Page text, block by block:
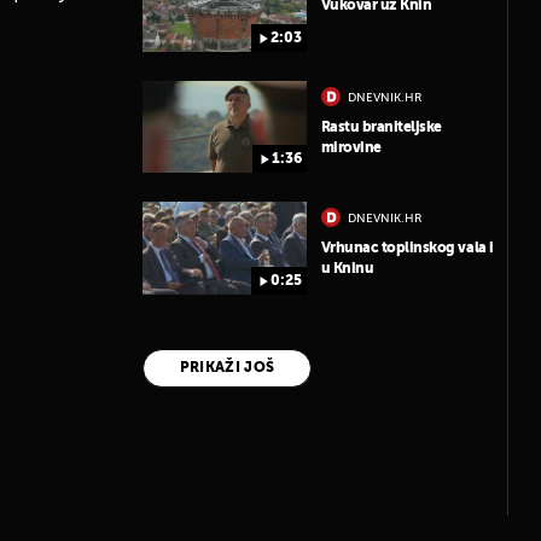
2:03
Vukovar uz Knin
1:36
DNEVNIK.HR
Rastu braniteljske
mirovine
0:25
DNEVNIK.HR
Vrhunac toplinskog vala i
u Kninu
PRIKAŽI JOŠ